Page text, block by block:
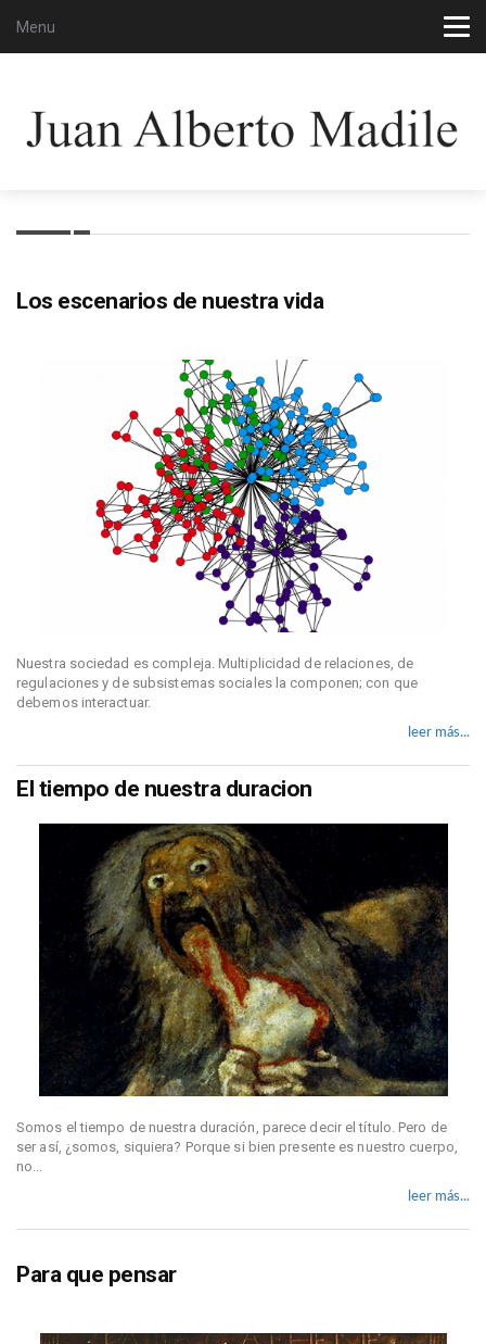
Menu
Los escenarios de nuestra vida
Nuestra sociedad es compleja. Multiplicidad de relaciones, de
regulaciones y de subsistemas sociales la componen; con que
debemos interactuar.
leer más...
El tiempo de nuestra duracion
Somos el tiempo de nuestra duración, parece decir el título. Pero de
ser así, ¿somos, siquiera? Porque si bien presente es nuestro cuerpo,
no...
leer más...
Para que pensar